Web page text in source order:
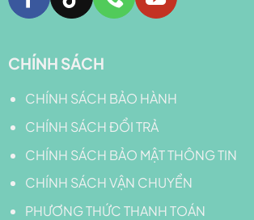
CHÍNH SÁCH
CHÍNH SÁCH BẢO HÀNH
CHÍNH SÁCH ĐỔI TRẢ
CHÍNH SÁCH BẢO MẬT THÔNG TIN
CHÍNH SÁCH VẬN CHUYỂN
PHƯƠNG THỨC THANH TOÁN